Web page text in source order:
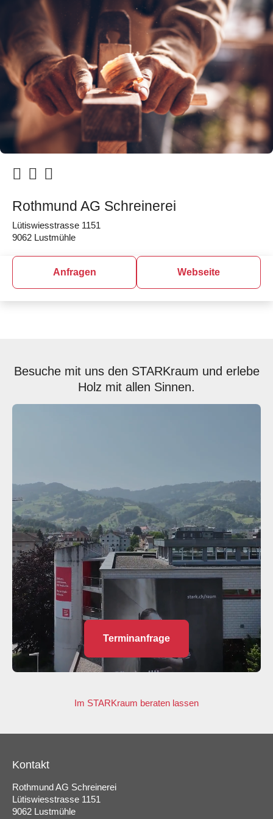
Rothmund AG Schreinerei
Lütiswiesstrasse 1151
9062 Lustmühle
Anfragen Webseite
Besuche mit uns den STARKraum und erlebe
Holz mit allen Sinnen.
Terminanfrage
Im STARKraum beraten lassen
Kontakt
Rothmund AG Schreinerei
Lütiswiesstrasse 1151
9062 Lustmühle